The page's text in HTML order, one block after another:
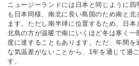
ニュージーランドには日本と同じように四
も日本同様、南北に長い島国のため南と北
ます。ただし南半球に位置するため、日本
北島の方が温暖で南にいくほど冬は寒く一
度に達することもあります。ただ、年間
な気温差がないことから、1年を通じて過
す。